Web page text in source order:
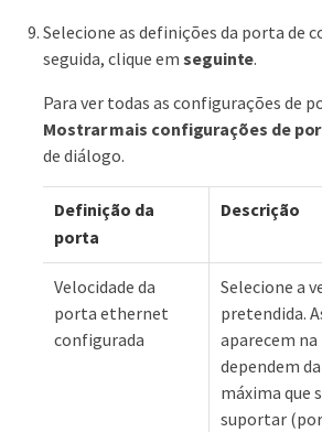
Selecione as definições da porta de
seguida, clique em seguinte.
Para ver todas as configurações de
Mostrar mais configurações de
de diálogo.
Definição da
porta
Descrição
Velocidade da
porta ethernet
configurada
Selecione a
pretendida.
aparecem
dependem
máxima que
suportar